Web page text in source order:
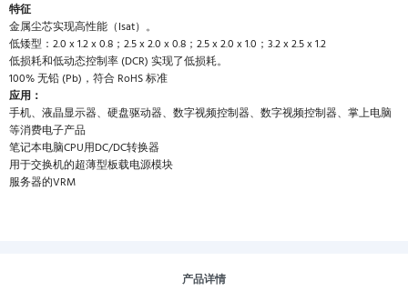
特征
金属尘芯实现高性能（Isat）。
低矮型：2.0 x 1.2 x 0.8；2.5 x 2.0 x 0.8；2.5 x 2.0 x 1.0；3.2 x 2.5 x 1.2
低损耗和低动态控制率 (DCR) 实现了低损耗。
100% 无铅 (Pb)，符合 RoHS 标准
应用：
手机、液晶显示器、硬盘驱动器、数字视频控制器、数字视频控制器、掌上电脑
等消费电子产品
笔记本电脑CPU用DC/DC转换器
用于交换机的超薄型板载电源模块
服务器的VRM
产品详情